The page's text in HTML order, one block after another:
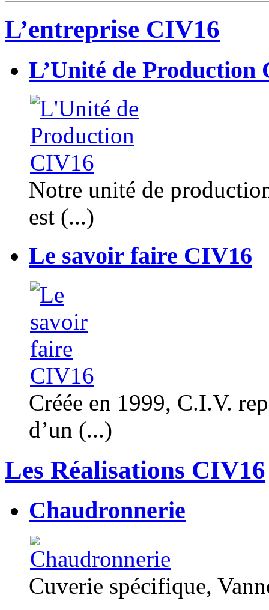
L’entreprise CIV16
L’Unité de Production
Notre unité de
est (...)
Le savoir faire CIV16
Créée en 1999, C.I.V.
d’un (...)
Les Réalisations CIV16
Chaudronnerie
Cuverie spécifique,